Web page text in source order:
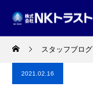
スタッフブログ
2021.02.16